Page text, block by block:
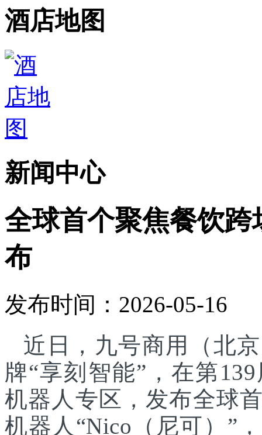
酒店地图
新闻中心
全球首个聚焦餐饮
布
发布时间：2026-05-16
近日，九号商用（北
牌“享刻智能”，在第
机器人专区，发布全球
机器人“Nico（尼可）”